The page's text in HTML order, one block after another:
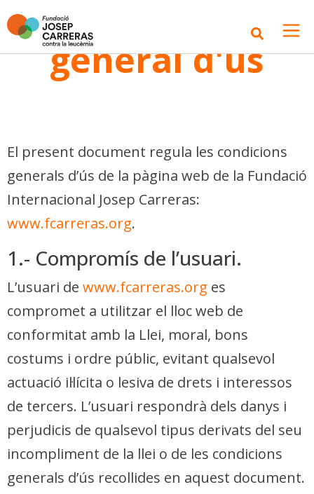
Condicions
general d'ús
El present document regula les condicions
generals d’ús de la pàgina web de la Fundació
Internacional Josep Carreras:
www.fcarreras.org.
1.- Compromís de l’usuari.
L’usuari de www.fcarreras.org es
compromet a utilitzar el lloc web de
conformitat amb la Llei, moral, bons
costums i ordre públic, evitant qualsevol
actuació il·lícita o lesiva de drets i interessos
de tercers. L’usuari respondrà dels danys i
perjudicis de qualsevol tipus derivats del seu
incompliment de la llei o de les condicions
generals d’ús recollides en aquest document.